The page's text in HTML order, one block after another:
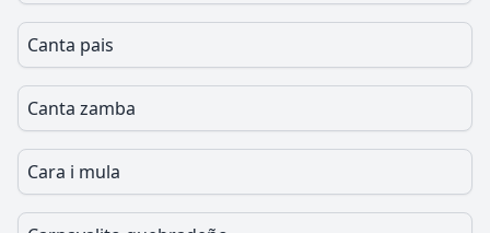
Canta pais
Canta zamba
Cara i mula